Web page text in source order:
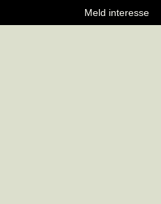
Meld interesse